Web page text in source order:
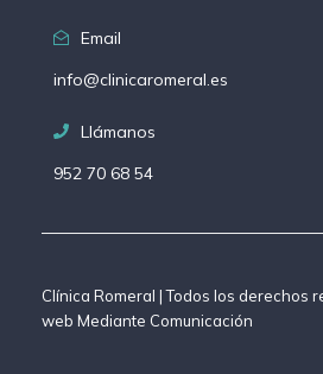
Email
info@clinicaromeral.es
Llámanos
952 70 68 54
Clínica Romeral | Todos los derechos
web Mediante Comunicación